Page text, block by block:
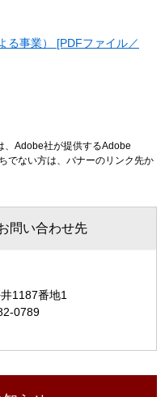
る事業） [PDFファイル／
、Adobe社が提供するAdobe
でない方は、バナーのリンク先か
問い合わせ先
1187番地1
0789